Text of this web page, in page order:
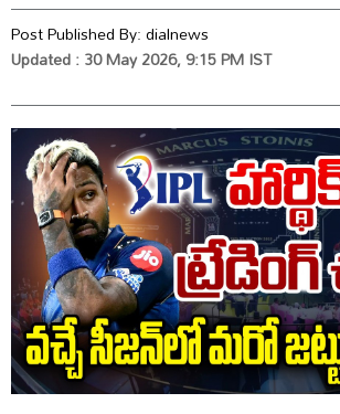
Post Published By:dialnews
Updated : 30 May 2026, 9:15 PM IST